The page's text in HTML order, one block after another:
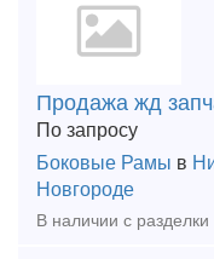
Продажа жд
По запросу
Боковые Рамы в
Новгороде